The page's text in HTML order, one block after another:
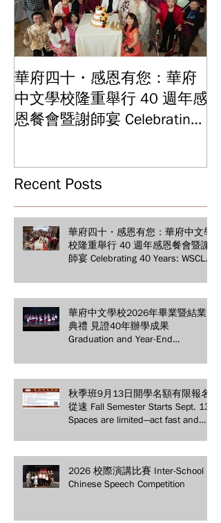
華府四十・感恩有您：華府
中文學校隆重舉行 40 週年感
恩餐會暨謝師宴 Celebrating
Appreciation Dinner
Recent Posts
華府四十・感恩有您：華府中文學
校隆重舉行 40 週年感恩餐會暨謝
師宴 Celebrating 40 Years: WSCLC
Appreciation Dinner
華府中文學校2026年畢業暨結業
典禮 見證40年辦學成果
Graduation and Year-End
Educational Achievements
秋季班9月13日開學名額有限報名
從速 Fall Semester Starts Sept. 13!
Spaces are limited—act fast and
2026 校際演講比賽 Inter-School
Chinese Speech Competition